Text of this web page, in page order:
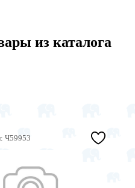
из каталога
Ч59953